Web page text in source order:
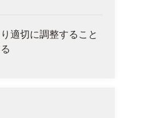
適切に調整すること